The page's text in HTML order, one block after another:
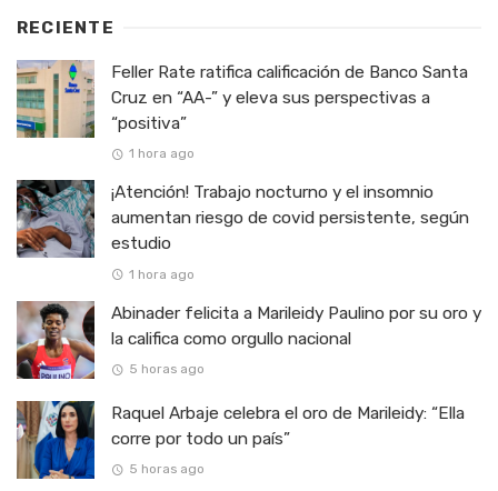
RECIENTE
Feller Rate ratifica calificación de Banco Santa
Cruz en “AA-” y eleva sus perspectivas a
“positiva”
1 hora ago
¡Atención! Trabajo nocturno y el insomnio
aumentan riesgo de covid persistente, según
estudio
1 hora ago
Abinader felicita a Marileidy Paulino por su oro y
la califica como orgullo nacional
5 horas ago
Raquel Arbaje celebra el oro de Marileidy: “Ella
corre por todo un país”
5 horas ago